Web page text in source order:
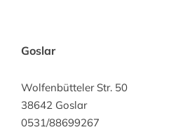
Goslar
Wolfenbütteler Str. 50
38642 Goslar
0531/88699267